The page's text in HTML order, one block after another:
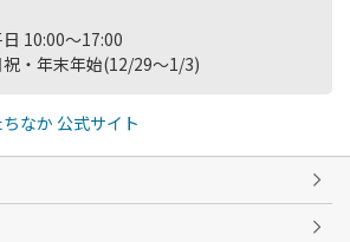
10:00～17:00
・年末年始(12/29～1/3)
なか 公式サイト